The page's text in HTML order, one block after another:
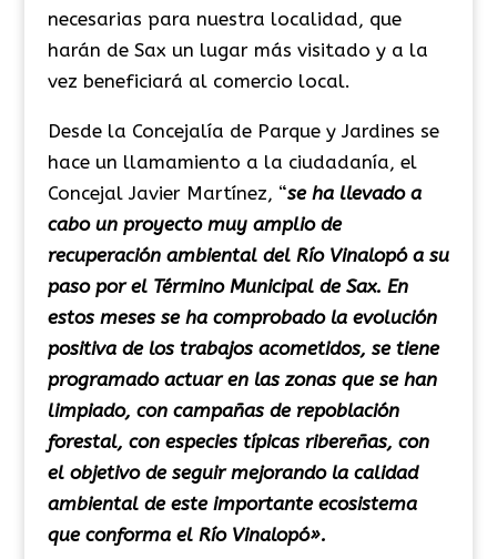
necesarias para nuestra localidad, que
harán de Sax un lugar más visitado y a la
vez beneficiará al comercio local.
Desde la Concejalía de Parque y Jardines se
hace un llamamiento a la ciudadanía, el
Concejal Javier Martínez, “se ha llevado a
cabo un proyecto muy amplio de
recuperación ambiental del Río Vinalopó a su
paso por el Término Municipal de Sax. En
estos meses se ha comprobado la evolución
positiva de los trabajos acometidos, se tiene
programado actuar en las zonas que se han
limpiado, con campañas de repoblación
forestal, con especies típicas ribereñas, con
el objetivo de seguir mejorando la calidad
ambiental de este importante ecosistema
que conforma el Río Vinalopó».